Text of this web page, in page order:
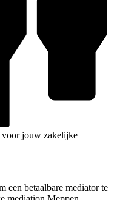
voor jouw zakelijke
een betaalbare mediator te